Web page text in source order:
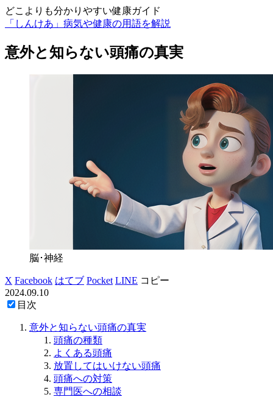
どこよりも分かりやすい健康ガイド
「しんけあ」病気や健康の用語を解説
意外と知らない頭痛の真実
脳･神経
X Facebook はてブ Pocket LINE コピー
2024.09.10
目次
意外と知らない頭痛の真実
頭痛の種類
よくある頭痛
放置してはいけない頭痛
頭痛への対策
専門医への相談